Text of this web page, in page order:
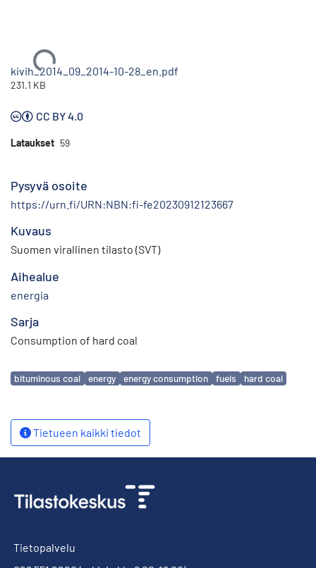
Ladataan...
kivih_2014_09_2014-10-28_en.pdf
231.1 KB
CC BY 4.0
Lataukset 59
Pysyvä osoite
https://urn.fi/URN:NBN:fi-fe20230912123667
Kuvaus
Suomen virallinen tilasto (SVT)
Aihealue
energia
Sarja
Consumption of hard coal
Avainsanat
bituminous coal energy energy consumption fuels hard coal
Tietueen kaikki tiedot
Tietopalvelu